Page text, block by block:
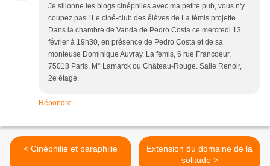
Je sillonne les blogs cinéphiles avec ma petite pub, vous n'y
coupez pas ! Le ciné-club des élèves de La fémis projette
Dans la chambre de Vanda de Pedro Costa ce mercredi 13
février à 19h30, en présence de Pedro Costa et de sa
monteuse Dominique Auvray. La fémis, 6 rue Francoeur,
75018 Paris, M° Lamarck ou Château-Rouge. Salle Renoir,
2e étage.
Répondre
< Cinéphilie et paraphilie
Extension du domaine de la
solitude >